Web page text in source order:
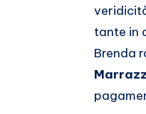
tante in
Brenda